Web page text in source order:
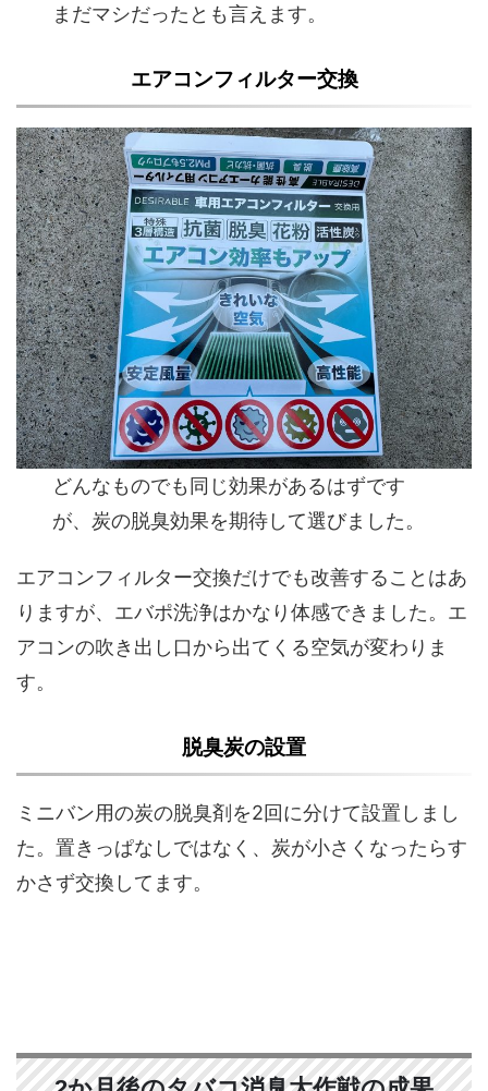
まだマシだったとも言えます。
エアコンフィルター交換
どんなものでも同じ効果があるはずです
が、炭の脱臭効果を期待して選びました。
エアコンフィルター交換だけでも改善することはあ
りますが、エバポ洗浄はかなり体感できました。エ
アコンの吹き出し口から出てくる空気が変わりま
す。
脱臭炭の設置
ミニバン用の炭の脱臭剤を2回に分けて設置しまし
た。置きっぱなしではなく、炭が小さくなったらす
かさず交換してます。